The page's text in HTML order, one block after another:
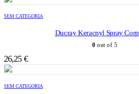
SEM CATEGORIA
Ducray Keracnyl Spray
0 out of 5
26,25 €
SEM CATEGORIA